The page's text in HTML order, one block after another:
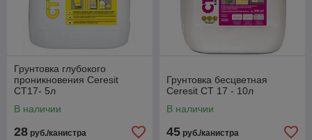
Грунтовка глубокого
проникновения Ceresit
CT17- 5л
В наличии
28 руб./канистра
Грунтовка бесцветная
Ceresit CT 17 - 10л
В наличии
45 руб./канистра